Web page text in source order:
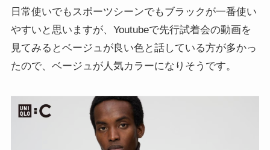
日常使いでもスポーツシーンでもブラックが一番使い
やすいと思いますが、Youtubeで先行試着会の動画を
見てみるとベージュが良い色と話している方が多かっ
たので、ベージュが人気カラーになりそうです。